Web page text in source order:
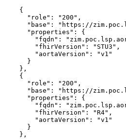
{
"role" : "200" ,
"base" :
"https://
"properties" :
{
"fqdn" :
"fhirVersion" : "STU3" ,
"aortaVersion" :
"v1"
}
} ,
{
"role" : "200" ,
"base" :
"https://
"properties" :
{
"fqdn" :
"fhirVersion" : "R4" ,
"aortaVersion" :
"v1"
}
} ,